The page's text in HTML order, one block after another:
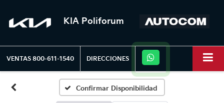
KIA Poliforum
VENTAS 800-611-1540 DIRECCIONES
Confirmar Disponibilidad